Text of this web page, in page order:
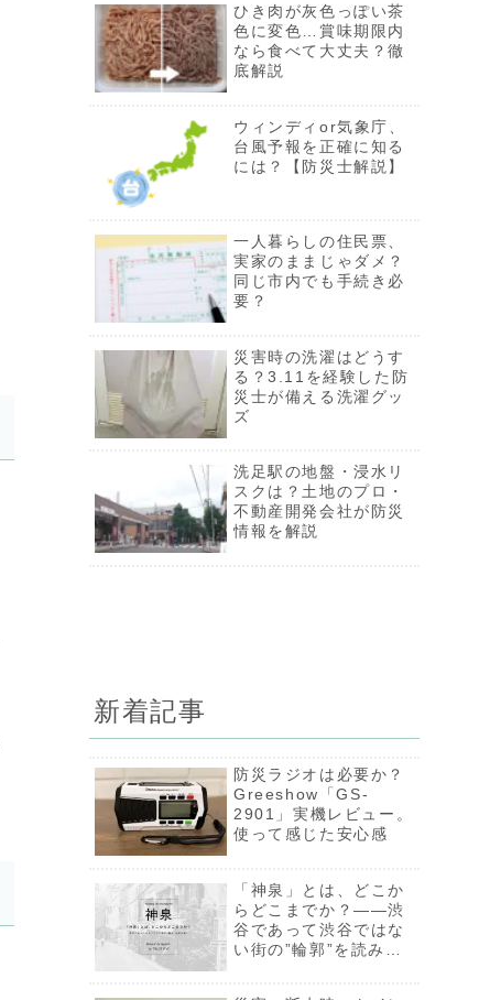
ひき肉が灰色っぽい茶
色に変色…賞味期限内
なら食べて大丈夫？徹
底解説
ウィンディor気象庁、
台風予報を正確に知る
には？【防災士解説】
一人暮らしの住民票、
実家のままじゃダメ？
同じ市内でも手続き必
要？
災害時の洗濯はどうす
る？3.11を経験した防
災士が備える洗濯グッ
ズ
洗足駅の地盤・浸水リ
スクは？土地のプロ・
不動産開発会社が防災
情報を解説
ひき肉が灰色っぽい茶
色に変色…賞味期限内
なら食べて大丈夫？徹
底解説
災害時の洗濯はどうす
る？3.11を経験した防
災士が備える洗濯グッ
ズ
ゴーヤの赤い種は食べ
ても大丈夫？腐敗？完
熟？おすすめの食べ方
防災対策に、ダイソー
「ウォーターバッグ」
は使える？実際に水を
運んでみた
防災ポーチに、小銭は
いくら必要？被災経験
のある防災士が入れて
いる金額は…
新着記事
防災ラジオは必要か？
Greeshow「GS-
2901」実機レビュー。
使って感じた安心感
「神泉」とは、どこか
らどこまでか？――渋
谷であって渋谷ではな
い街の”輪郭”を読み解